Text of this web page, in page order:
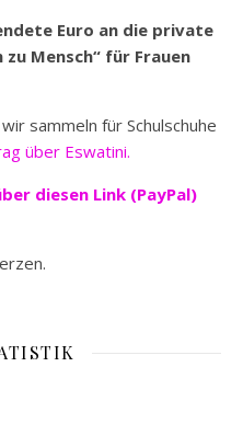
Euro an die private
Mensch“ für Frauen
sammeln für Schulschuhe
über Eswatini.
diesen Link (PayPal)